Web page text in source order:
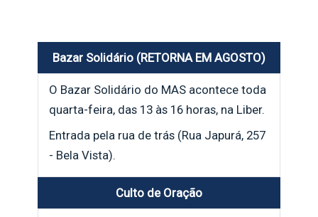
Bazar Solidário (RETORNA EM AGOSTO)
O Bazar Solidário do MAS acontece toda
quarta-feira, das 13 às 16 horas, na Liber.
Entrada pela rua de trás (Rua Japurá, 257
- Bela Vista).
Culto de Oração